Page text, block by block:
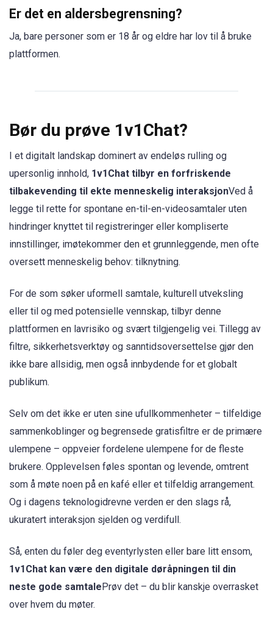
Er det en aldersbegrensning?
Ja, bare personer som er 18 år og eldre har lov til å bruke
plattformen.
Bør du prøve 1v1Chat?
I et digitalt landskap dominert av endeløs rulling og
upersonlig innhold, 1v1Chat tilbyr en forfriskende
tilbakevending til ekte menneskelig interaksjonVed å
legge til rette for spontane en-til-en-videosamtaler uten
hindringer knyttet til registreringer eller kompliserte
innstillinger, imøtekommer den et grunnleggende, men ofte
oversett menneskelig behov: tilknytning.
For de som søker uformell samtale, kulturell utveksling
eller til og med potensielle vennskap, tilbyr denne
plattformen en lavrisiko og svært tilgjengelig vei. Tillegg av
filtre, sikkerhetsverktøy og sanntidsoversettelse gjør den
ikke bare allsidig, men også innbydende for et globalt
publikum.
Selv om det ikke er uten sine ufullkommenheter – tilfeldige
sammenkoblinger og begrensede gratisfiltre er de primære
ulempene – oppveier fordelene ulempene for de fleste
brukere. Opplevelsen føles spontan og levende, omtrent
som å møte noen på en kafé eller et tilfeldig arrangement.
Og i dagens teknologidrevne verden er den slags rå,
ukuratert interaksjon sjelden og verdifull.
Så, enten du føler deg eventyrlysten eller bare litt ensom,
1v1Chat kan være den digitale døråpningen til din
neste gode samtale Prøv det – du blir kanskje overrasket
over hvem du møter.